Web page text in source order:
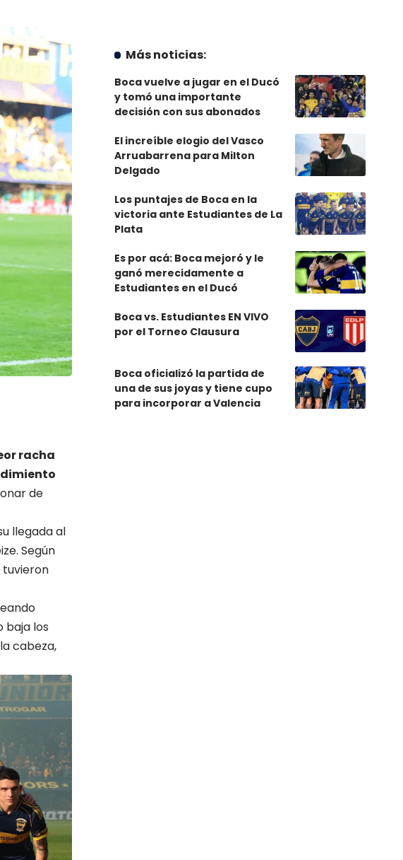
racha
de
llegada al
Según
tuvieron
baja los
cabeza,
Más noticias:
Boca vuelve a jugar en el Ducó
y tomó una importante
decisión con sus abonados
El increíble elogio del Vasco
Arruabarrena para Milton
Delgado
Los puntajes de Boca en la
victoria ante Estudiantes de La
Plata
Es por acá: Boca mejoró y le
ganó merecidamente a
Estudiantes en el Ducó
Boca vs. Estudiantes EN VIVO
por el Torneo Clausura
Boca oficializó la partida de
una de sus joyas y tiene cupo
para incorporar a Valencia